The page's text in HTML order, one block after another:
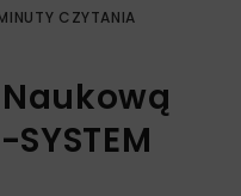
CZYTANIA